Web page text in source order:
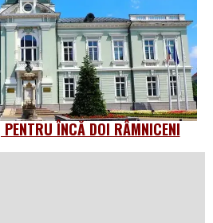
ÎNCĂ DOI RÂMNICENI